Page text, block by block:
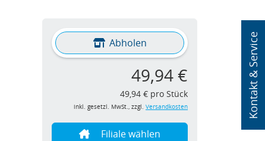
Kontakt & Service
Abholen
49,94 €
49,94 € pro Stück
inkl. gesetzl. MwSt., zzgl. Versandkosten
Filiale wählen